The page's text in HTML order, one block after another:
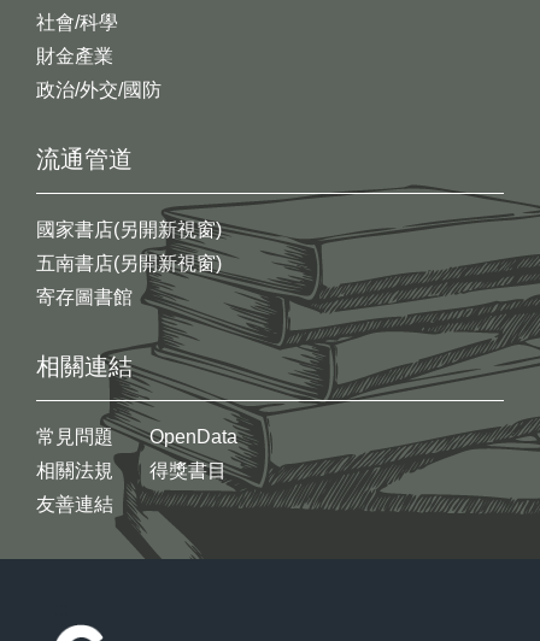
社會/科學
財金產業
政治/外交/國防
流通管道
國家書店(另開新視窗)
五南書店(另開新視窗)
寄存圖書館
相關連結
常見問題
相關法規
友善連結
OpenData
得獎書目